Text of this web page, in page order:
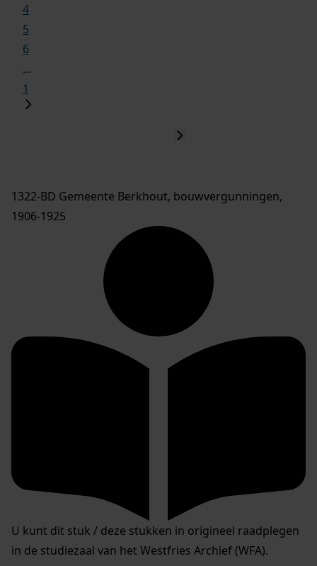
4
5
6
...
1
1322-BD Gemeente Berkhout, bouwvergunningen,
1906-1925
U kunt dit stuk / deze stukken in origineel raadplegen
in de studiezaal van het Westfries Archief (WFA).